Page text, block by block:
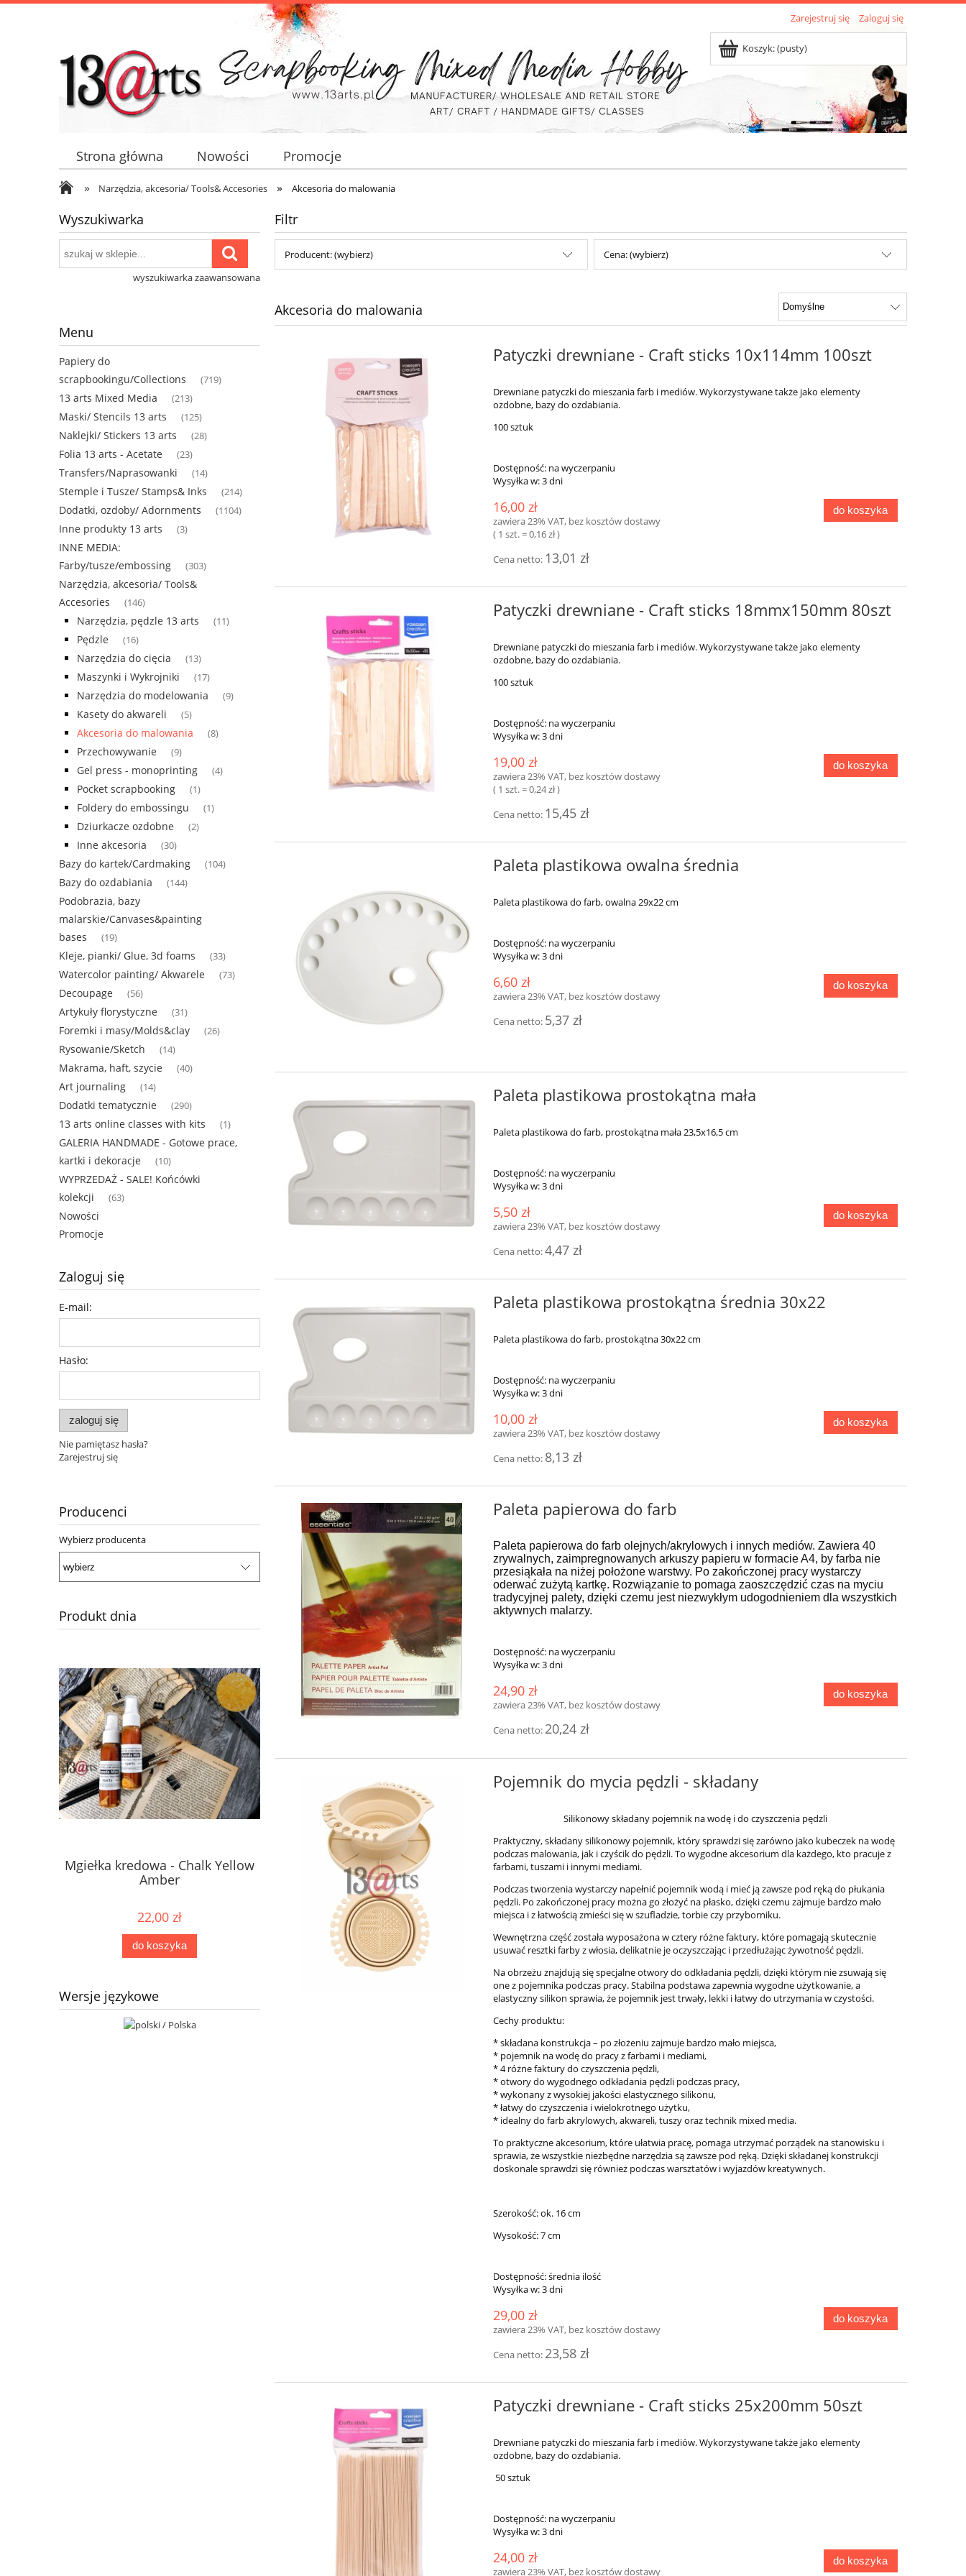
Zarejestruj się Zaloguj się
Koszyk:(pusty)
Strona główna Nowości Promocje
» Narzędzia, akcesoria/ Tools& Accesories » Akcesoria do malowania
Wyszukiwarka
wyszukiwarka zaawansowana
Menu
Papiery do
scrapbookingu/Collections
(719)
13 arts Mixed Media (213)
Maski/ Stencils 13 arts (125)
Naklejki/ Stickers 13 arts (28)
Folia 13 arts - Acetate (23)
Transfers/Naprasowanki (14)
Stemple i Tusze/ Stamps& Inks (214)
Dodatki, ozdoby/ Adornments (1104)
Inne produkty 13 arts (3)
INNE MEDIA:
Farby/tusze/embossing
(303)
Narzędzia, akcesoria/ Tools&
Accesories
(146)
Narzędzia, pędzle 13 arts (11)
Pędzle (16)
Narzędzia do cięcia (13)
Maszynki i Wykrojniki (17)
Narzędzia do modelowania (9)
Kasety do akwareli (5)
Akcesoria do malowania (8)
Przechowywanie (9)
Gel press - monoprinting (4)
Pocket scrapbooking (1)
Foldery do embossingu (1)
Dziurkacze ozdobne (2)
Inne akcesoria (30)
Bazy do kartek/Cardmaking (104)
Bazy do ozdabiania (144)
Podobrazia, bazy
malarskie/Canvases&painting
bases
(19)
Kleje, pianki/ Glue, 3d foams (33)
Watercolor painting/ Akwarele (73)
Decoupage (56)
Artykuły florystyczne (31)
Foremki i masy/Molds&clay (26)
Rysowanie/Sketch (14)
Makrama, haft, szycie (40)
Art journaling (14)
Dodatki tematycznie (290)
13 arts online classes with kits (1)
GALERIA HANDMADE - Gotowe prace,
kartki i dekoracje
(10)
WYPRZEDAŻ - SALE! Końcówki
kolekcji
(63)
Nowości
Promocje
Zaloguj się
E-mail:
Hasło:
zaloguj się
Nie pamiętasz hasła?
Zarejestruj się
Producenci
Wybierz producenta
Produkt dnia
Mgiełka kredowa - Chalk Yellow
Amber
22,00 zł
do koszyka
Mgiełka kredowa - Chalk Indigo
22,00 zł
do koszyka
Mikrokulki szklane D3
12,00 zł
do koszyka
Pojemnik do mycia pędzli -
29,00 zł
do koszyka
Zestaw
Wersje językowe
Filtr
Producent: (wybierz) Cena: (wybierz)
Akcesoria do malowania
Patyczki drewniane - Craft sticks 10x114mm 100szt
Drewniane patyczki do mieszania farb i mediów. Wykorzystywane także jako elementy
ozdobne, bazy do ozdabiania.
100 sztuk
Dostępność: na wyczerpaniu
Wysyłka w:3 dni
16,00 zł
zawiera 23% VAT, bez kosztów dostawy
( 1 szt. = 0,16 zł )
Cena netto: 13,01 zł
do koszyka
Patyczki drewniane - Craft sticks 18mmx150mm 80szt
Drewniane patyczki do mieszania farb i mediów. Wykorzystywane także jako elementy
ozdobne, bazy do ozdabiania.
100 sztuk
Dostępność: na wyczerpaniu
Wysyłka w:3 dni
19,00 zł
zawiera 23% VAT, bez kosztów dostawy
( 1 szt. = 0,24 zł )
Cena netto: 15,45 zł
do koszyka
Paleta plastikowa owalna średnia
Paleta plastikowa do farb, owalna 29x22 cm
Dostępność: na wyczerpaniu
Wysyłka w:3 dni
6,60 zł
zawiera 23% VAT, bez kosztów dostawy
Cena netto: 5,37 zł
do koszyka
Paleta plastikowa prostokątna mała
Paleta plastikowa do farb, prostokątna mała 23,5x16,5 cm
Dostępność: na wyczerpaniu
Wysyłka w:3 dni
5,50 zł
zawiera 23% VAT, bez kosztów dostawy
Cena netto:4,47 zł
do koszyka
Paleta plastikowa prostokątna średnia 30x22
Paleta plastikowa do farb, prostokątna 30x22 cm
Dostępność: na wyczerpaniu
Wysyłka w:3 dni
10,00 zł
zawiera 23% VAT, bez kosztów dostawy
Cena netto: 8,13 zł
do koszyka
Paleta papierowa do farb
Paleta papierowa do farb olejnych/akrylowych i innych mediów. Zawiera 40
zrywalnych, zaimpregnowanych arkuszy papieru w formacie A4, by farba nie
przesiąkała na niżej położone warstwy. Po zakończonej pracy wystarczy
oderwać zużytą kartkę. Rozwiązanie to pomaga zaoszczędzić czas na myciu
tradycyjnej palety, dzięki czemu jest niezwykłym udogodnieniem dla wszystkich
aktywnych malarzy.
Dostępność: na wyczerpaniu
Wysyłka w:3 dni
24,90 zł
zawiera 23% VAT, bez kosztów dostawy
Cena netto: 20,24 zł
do koszyka
Pojemnik do mycia pędzli - składany
Silikonowy składany pojemnik na wodę i do czyszczenia pędzli
Praktyczny, składany silikonowy pojemnik, który sprawdzi się zarówno jako kubeczek na wodę
podczas malowania, jak i czyścik do pędzli. To wygodne akcesorium dla każdego, kto pracuje z
farbami, tuszami i innymi mediami.
Podczas tworzenia wystarczy napełnić pojemnik wodą i mieć ją zawsze pod ręką do płukania
pędzli. Po zakończonej pracy można go złożyć na płasko, dzięki czemu zajmuje bardzo mało
miejsca i z łatwością zmieści się w szufladzie, torbie czy przyborniku.
Wewnętrzna część została wyposażona w cztery różne faktury, które pomagają skutecznie
usuwać resztki farby z włosia, delikatnie je oczyszczając i przedłużając żywotność pędzli.
Na obrzeżu znajdują się specjalne otwory do odkładania pędzli, dzięki którym nie zsuwają się
one z pojemnika podczas pracy. Stabilna podstawa zapewnia wygodne użytkowanie, a
elastyczny silikon sprawia, że pojemnik jest trwały, lekki i łatwy do utrzymania w czystości.
Cechy produktu:
* składana konstrukcja – po złożeniu zajmuje bardzo mało miejsca,
* pojemnik na wodę do pracy z farbami i mediami,
* 4 różne faktury do czyszczenia pędzli,
* otwory do wygodnego odkładania pędzli podczas pracy,
* wykonany z wysokiej jakości elastycznego silikonu,
* łatwy do czyszczenia i wielokrotnego użytku,
* idealny do farb akrylowych, akwareli, tuszy oraz technik mixed media.
To praktyczne akcesorium, które ułatwia pracę, pomaga utrzymać porządek na stanowisku i
sprawia, że wszystkie niezbędne narzędzia są zawsze pod ręką. Dzięki składanej konstrukcji
doskonale sprawdzi się również podczas warsztatów i wyjazdów kreatywnych.
Szerokość: ok. 16 cm
Wysokość: 7 cm
Dostępność:średnia ilość
Wysyłka w:3 dni
29,00 zł
zawiera 23% VAT, bez kosztów dostawy
Cena netto: 23,58 zł
do koszyka
Patyczki drewniane - Craft sticks 25x200mm 50szt
Drewniane patyczki do mieszania farb i mediów. Wykorzystywane także jako elementy
ozdobne, bazy do ozdabiania.
50 sztuk
Dostępność: na wyczerpaniu
Wysyłka w:3 dni
24,00 zł
zawiera 23% VAT, bez kosztów dostawy
do koszyka